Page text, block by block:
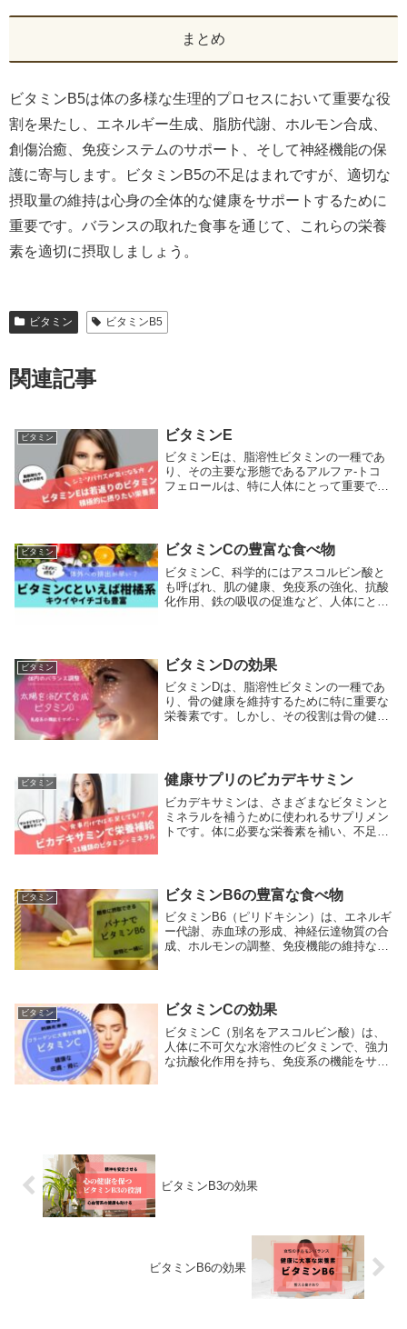
まとめ
ビタミンB5は体の多様な生理的プロセスにおいて重要な役
割を果たし、エネルギー生成、脂肪代謝、ホルモン合成、
創傷治癒、免疫システムのサポート、そして神経機能の保
護に寄与します。ビタミンB5の不足はまれですが、適切な
摂取量の維持は心身の全体的な健康をサポートするために
重要です。バランスの取れた食事を通じて、これらの栄養
素を適切に摂取しましょう。
ビタミン ビタミンB5
関連記事
ビタミン ビタミンE
ビタミンEは、脂溶性ビタミンの一種であ
り、その主要な形態であるアルファ-トコ
フェロールは、特に人体にとって重要で
化作用に限らず...
ビタミン ビタミンCの豊富な食べ物
ビタミンC、科学的にはアスコルビン酸と
も呼ばれ、肌の健康、免疫系の強化、抗酸
化作用、鉄の吸収の促進など、人体にとっ
め、生で摂取...
ビタミン ビタミンDの効果
ビタミンDは、脂溶性ビタミンの一種であ
り、骨の健康を維持するために特に重要な
栄養素です。しかし、その役割は骨の健康
ときに人体内...
ビタミン 健康サプリのビカデキサミン
ビカデキサミンは、さまざまなビタミンと
ミネラルを補うために使われるサプリメン
トです。体に必要な栄養素を補い、不足し
プラスの作用...
ビタミン ビタミンB6の豊富な食べ物
ビタミンB6（ピリドキシン）は、エネルギ
ー代謝、赤血球の形成、神経伝達物質の合
成、ホルモンの調整、免疫機能の維持な
維持、皮膚...
ビタミン ビタミンCの効果
ビタミンC（別名をアスコルビン酸）は、
人体に不可欠な水溶性のビタミンで、強力
な抗酸化作用を持ち、免疫系の機能をサポ
ビタミンB3の効果
ビタミンB6の効果